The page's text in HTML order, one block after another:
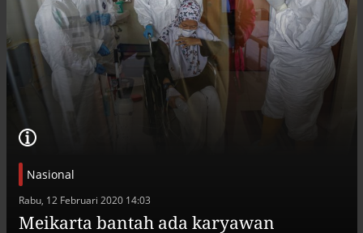
Nasional
Rabu, 12 Februari 2020 14:03
Meikarta bantah ada karyawan
Alinea.id - Peristiwa